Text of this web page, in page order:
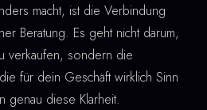
macht, ist die Verbindung
Beratung. Es geht nicht darum,
verkaufen, sondern die
für dein Geschäft wirklich Sinn
genau diese Klarheit.